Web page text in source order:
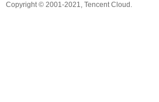
Copyright © 2001-2021, Tencent Cloud.